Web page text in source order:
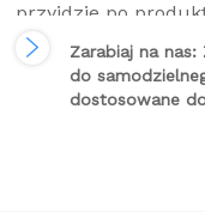
przyjdzie po
płacimy Ci za
Zarabiaj na
do
dostosowane